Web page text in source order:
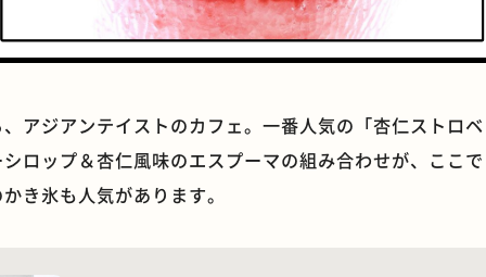
、アジアンテイストのカフェ。一番人気の「杏仁ストロ
ロップ＆杏仁風味のエスプーマの組み合わせが、ここ
き氷も人気があります。